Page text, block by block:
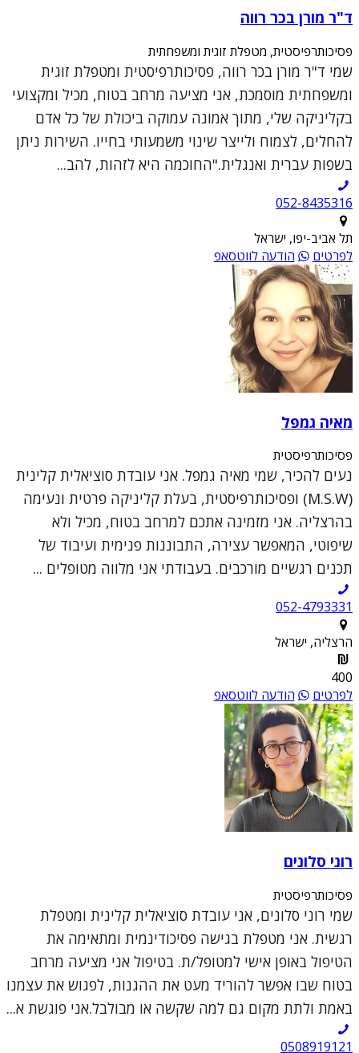
ד"ר מורן בכר רווה
פסיכותרפיסטית, מטפלת זוגית ומשפחתית
שמי ד"ר מורן בכר רווה, פסיכותרפיסטית ומטפלת זוגית
ומשפחתית מוסמכת, אני מציעה מרחב בטוח, מכיל ומקצועי
בקליניקה שלי, מתוך אמונה עמוקה ביכולת של כל אדם
להחלים, לצמוח ולייצר שינוי משמעותי בחייו. השירות ניתן
בשפות עברית ואנגלית."החוכמה היא לזהות, להב...
052-8435316
תל אביב-יפו, ישראל
לפרטים
הודעה לווטסאפ
מאיה גמפל
פסיכותרפיסטית
נעים להכיר, שמי מאיה גמפל. אני עובדת סוציאלית קלינית
(M.S.W) ופסיכותרפיסטית, בעלת קליניקה פרטית ונעימה
בהרצליה. אני מזמינה אתכם למרחב בטוח, מכיל ולא
שיפוטי, המאפשר עצירה, התבוננות פנימית ועיבוד של
תכנים רגשיים מורכבים. בעבודתי אני מלווה מטופלים ...
052-4793331
הרצליה, ישראל
400
לפרטים
הודעה לווטסאפ
רוני סלונים
פסיכותרפיסטית
שמי רוני סלונים, אני עובדת סוציאלית קלינית ומטפלת
רגשית. אני מטפלת בגישה פסיכודינמית ומתאימה את
הטיפול באופן אישי למטופל/ת. בטיפול אני מציעה מרחב
בטוח שבו אפשר להוריד מעט את ההגנות, לפגוש את עצמנו
באמת ולתת מקום גם למה שקשה או מבולבל.אני פוגשת א...
0508919121